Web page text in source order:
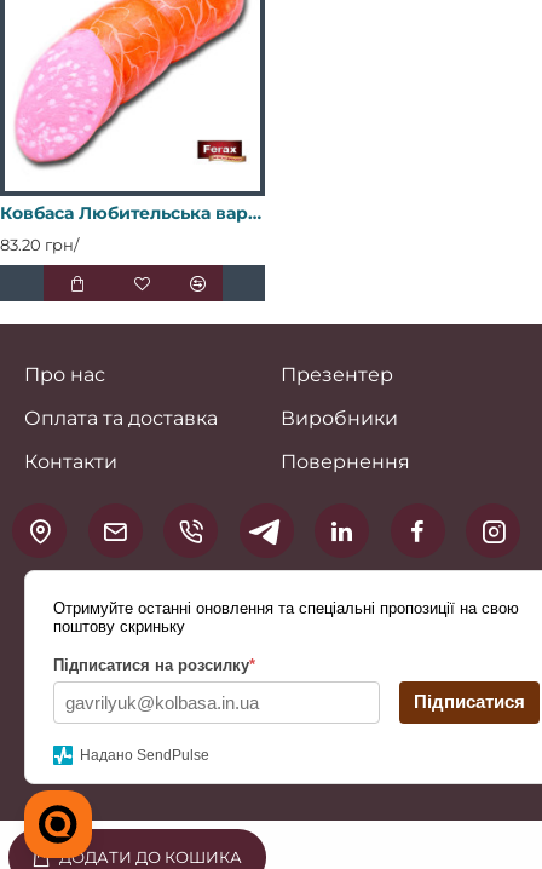
ДОДАТИ ДО КОШИКА
Ковбаса Любительська вар в/с в синюзі
83.20 грн/
Про нас
Оплата та доставка
Контакти
Презентер
Виробники
Повернення
Отримуйте останні оновлення та спеціальні пропозиції на свою
поштову скриньку
Підписатися на розсилку*
Підписатися
Надано SendPulse